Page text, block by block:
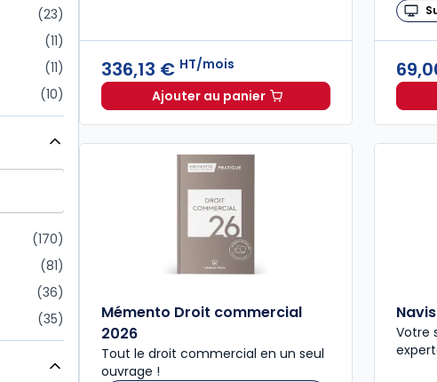
23
11
11
10
10
6
6
170
81
36
35
27
23
336,13 € HT/mois
Ajouter au panierELnet Droit des affaires à 336,13 €
Mémento Droit commercial
2026
Tout le droit commercial en un seul
ouvrage !
Votre